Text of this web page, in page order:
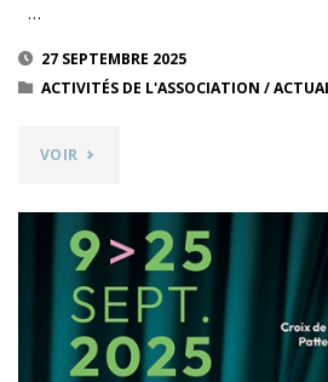
…
27 SEPTEMBRE 2025
ACTIVITÉS DE L'ASSOCIATION /
VOIR "WEEK
DES
ARTS
EN